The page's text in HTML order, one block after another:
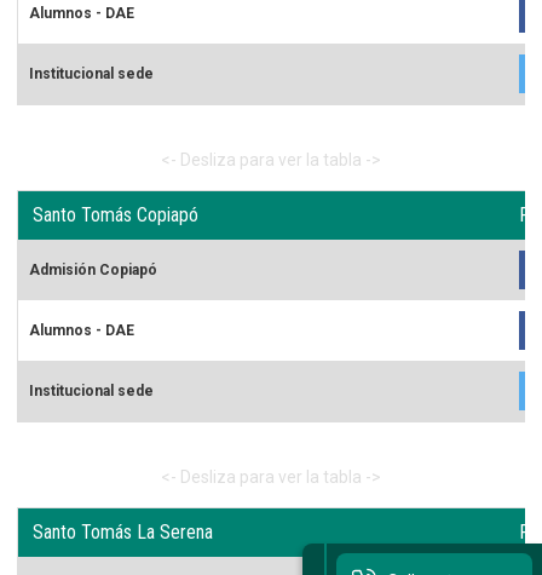
Alumnos - DAE
Institucional sede
Santo Tomás Copiapó
Admisión Copiapó
Alumnos - DAE
Institucional sede
Santo Tomás La Serena